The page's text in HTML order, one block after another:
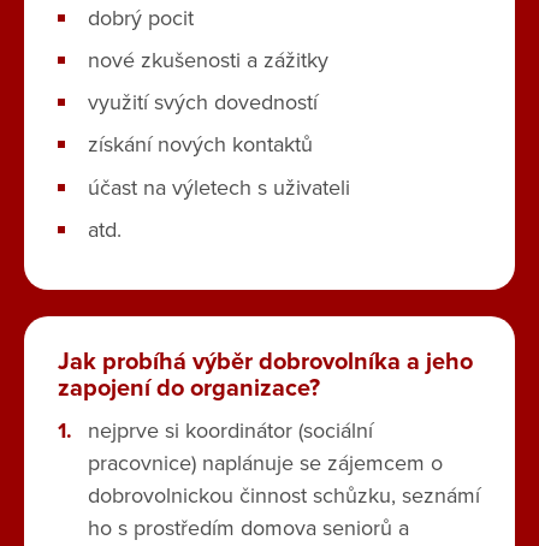
dobrý pocit
nové zkušenosti a zážitky
využití svých dovedností
získání nových kontaktů
účast na výletech s uživateli
atd.
Jak probíhá výběr dobrovolníka a jeho
zapojení do organizace?
nejprve si koordinátor (sociální
pracovnice) naplánuje se zájemcem o
dobrovolnickou činnost schůzku, seznámí
ho s prostředím domova seniorů a